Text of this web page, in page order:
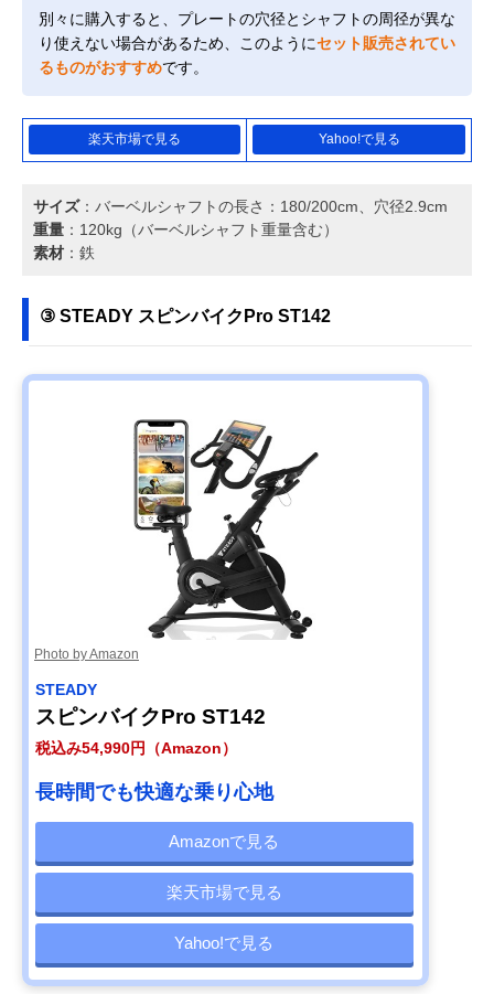
別々に購入すると、プレートの穴径とシャフトの周径が異な
り使えない場合があるため、このようにセット販売されてい
るものがおすすめです。
楽天市場で見る Yahoo!で見る
サイズ：バーベルシャフトの長さ：180/200cm、穴径2.9cm
重量 ：120kg（バーベルシャフト重量含む）
素材 ：鉄
③ STEADY スピンバイクPro ST142
Photo by Amazon
STEADY
スピンバイクPro ST142
税込み54,990円（Amazon）
長時間でも快適な乗り心地
Amazonで見る
楽天市場で見る
Yahoo!で見る